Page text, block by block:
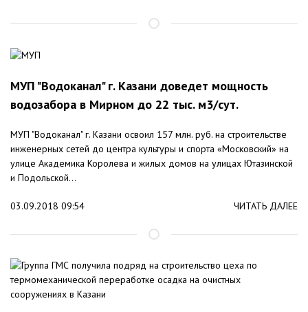
МУП "Водоканал" г. Казани доведет мощность
водозабора в Мирном до 22 тыс. м3/сут.
МУП "Водоканал" г. Казани освоил 157 млн. руб. на строительстве
инженерных сетей до центра культуры и спорта «Московский» на
улице Академика Королева и жилых домов на улицах Ютазинской
и Подольской...
03.09.2018 09:54 ЧИТАТЬ ДАЛЕЕ